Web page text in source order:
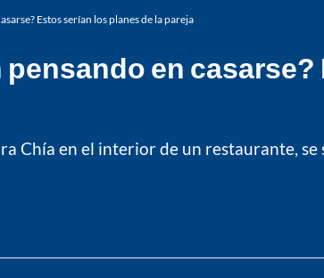
Estos serían los planes de la pareja
en
Chía en el interior de un restaurante,